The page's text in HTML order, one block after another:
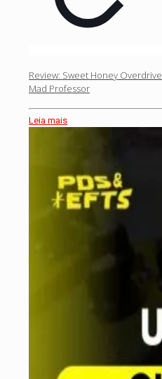
Review: Sweet Honey Overdrive
Mad Professor
Leia mais